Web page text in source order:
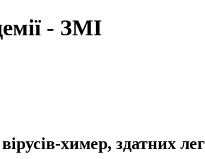
- ЗМІ
химер, здатних